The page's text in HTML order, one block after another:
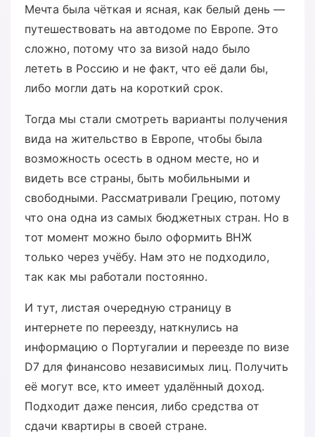
Мечта была чёткая и ясная, как белый день —
путешествовать на автодоме по Европе. Это
сложно, потому что за визой надо было
лететь в Россию и не факт, что её дали бы,
либо могли дать на короткий срок.
Тогда мы стали смотреть варианты получения
вида на жительство в Европе, чтобы была
возможность осесть в одном месте, но и
видеть все страны, быть мобильными и
свободными. Рассматривали Грецию, потому
что она одна из самых бюджетных стран. Но в
тот момент можно было оформить ВНЖ
только через учёбу. Нам это не подходило,
так как мы работали постоянно.
И тут, листая очередную страницу в
интернете по переезду, наткнулись на
информацию о Португалии и переезде по визе
D7 для финансово независимых лиц. Получить
её могут все, кто имеет удалённый доход.
Подходит даже пенсия, либо средства от
сдачи квартиры в своей стране.